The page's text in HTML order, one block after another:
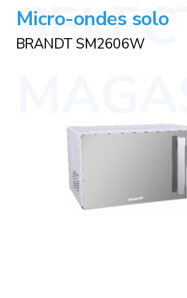
Micro-ondes solo
BRANDT SM2606W